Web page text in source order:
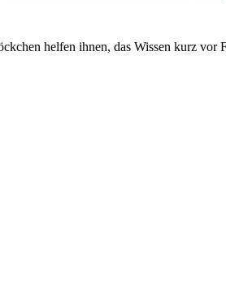
helfen ihnen, das Wissen kurz vor